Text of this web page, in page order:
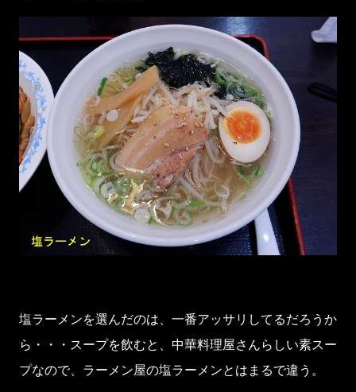
塩ラーメンを選んだのは、一番アッサリしてるだろうか
ら・・・スープを飲むと、中華料理屋さんらしい素スー
プなので、ラーメン屋の塩ラーメンとはまるで違う。